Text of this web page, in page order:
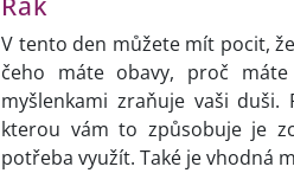
V tento den můžete mít pocit,
čeho máte obavy, proč máte
myšlenkami zraňuje vaši
kterou vám to způsobuje je
potřeba využít. Také je vhodná